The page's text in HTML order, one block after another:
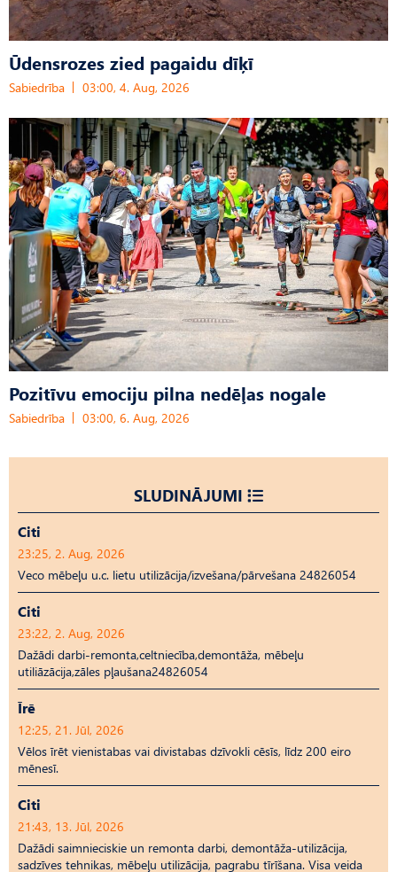
Ūdensrozes zied pagaidu dīķī
Sabiedrība 03:00, 4. Aug, 2026
Pozitīvu emociju pilna nedēļas nogale
Sabiedrība 03:00, 6. Aug, 2026
SLUDINĀJUMI
Citi
23:25, 2. Aug, 2026
Veco mēbeļu u.c. lietu utilizācija/izvešana/pārvešana 24826054
Citi
23:22, 2. Aug, 2026
Dažādi darbi-remonta,celtniecība,demontāža, mēbeļu
utiliāzācija,zāles pļaušana24826054
Īrē
12:25, 21. Jūl, 2026
Vēlos īrēt vienistabas vai divistabas dzīvokli cēsīs, līdz 200 eiro
mēnesī.
Citi
21:43, 13. Jūl, 2026
Dažādi saimnieciskie un remonta darbi, demontāža-utilizācija,
sadzīves tehnikas, mēbeļu utilizācija, pagrabu tīrīšana. Visa veida